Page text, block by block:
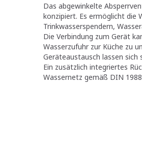
Das abgewinkelte
konzipiert. Es ermöglicht die
Trinkwasserspendern,
Die Verbindung zum Gerät
Wasserzufuhr zur Küche zu
Geräteaustausch lassen
Ein zusätzlich integriertes
Wassernetz gemäß DIN